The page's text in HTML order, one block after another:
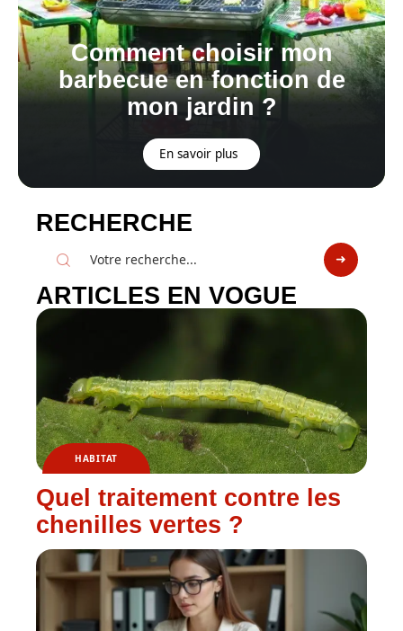
Comment choisir mon
barbecue en fonction de
mon jardin ?
En savoir plus
RECHERCHE
ARTICLES EN VOGUE
HABITAT
Quel traitement contre les
chenilles vertes ?